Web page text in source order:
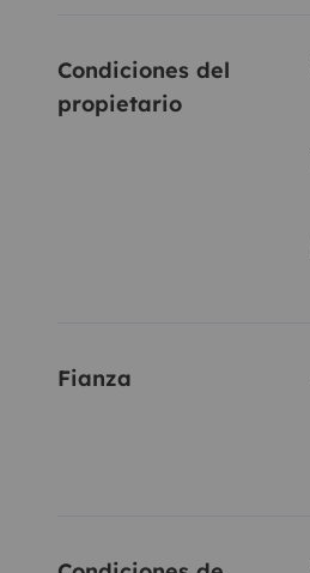
Condiciones del
propietario
Fianza